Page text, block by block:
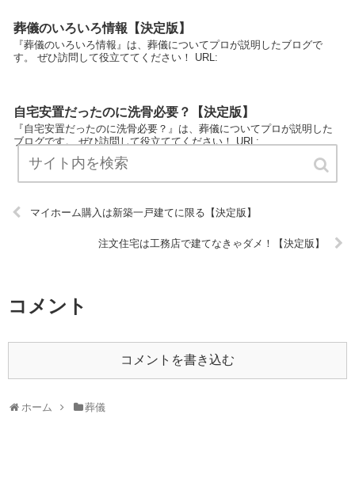
葬儀のいろいろ情報【決定版】
『葬儀のいろいろ情報』は、葬儀についてプロが説明したブログで
す。 ぜひ訪問して役立ててください！ URL:
自宅安置だったのに洗骨必要？【決定版】
『自宅安置だったのに洗骨必要？』は、葬儀についてプロが説明した
ブログです。 ぜひ訪問して役立ててください！ URL:
マイホーム購入は新築一戸建てに限る【決定版】
注文住宅は工務店で建てなきゃダメ！【決定版】
コメント
コメントを書き込む
ホーム 葬儀